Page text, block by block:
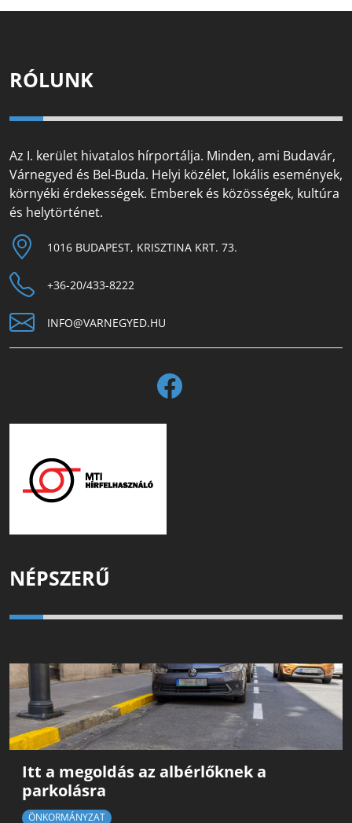
RÓLUNK
Az I. kerület hivatalos hírportálja. Minden, ami Budavár,
Várnegyed és Bel-Buda. Helyi közélet, lokális események,
környéki érdekességek. Emberek és közösségek, kultúra
és helytörténet.
1016 BUDAPEST, KRISZTINA KRT. 73.
+36-20/433-8222
INFO@VARNEGYED.HU
NÉPSZERŰ
Itt a megoldás az albérlőknek a
parkolásra
ÖNKORMÁNYZAT